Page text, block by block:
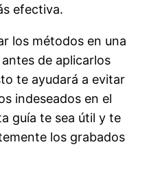
efectiva.
los métodos en una
de aplicarlos
te ayudará a evitar
indeseados en el
guía te sea útil y te
los grabados